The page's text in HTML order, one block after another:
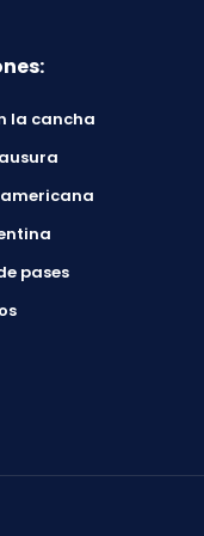
la cancha
pases